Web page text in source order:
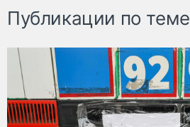
Публикации по теме